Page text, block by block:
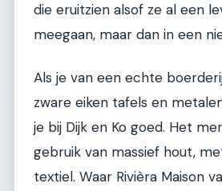
die eruitzien alsof ze al een
meegaan, maar dan in een
Als je van een echte
zware eiken tafels en
je bij Dijk en Ko goed. Het
gebruik van massief hout,
textiel. Waar Rivièra Maison